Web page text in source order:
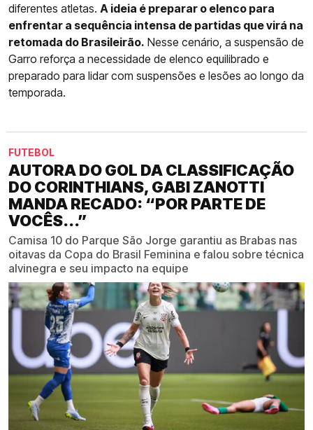
diferentes atletas. A ideia é preparar o elenco para
enfrentar a sequência intensa de partidas que virá na
retomada do Brasileirão. Nesse cenário, a suspensão de
Garro reforça a necessidade de elenco equilibrado e
preparado para lidar com suspensões e lesões ao longo da
temporada.
FUTEBOL
AUTORA DO GOL DA CLASSIFICAÇÃO
DO CORINTHIANS, GABI ZANOTTI
MANDA RECADO: “POR PARTE DE
VOCÊS...”
Camisa 10 do Parque São Jorge garantiu as Brabas nas
oitavas da Copa do Brasil Feminina e falou sobre técnica
alvinegra e seu impacto na equipe